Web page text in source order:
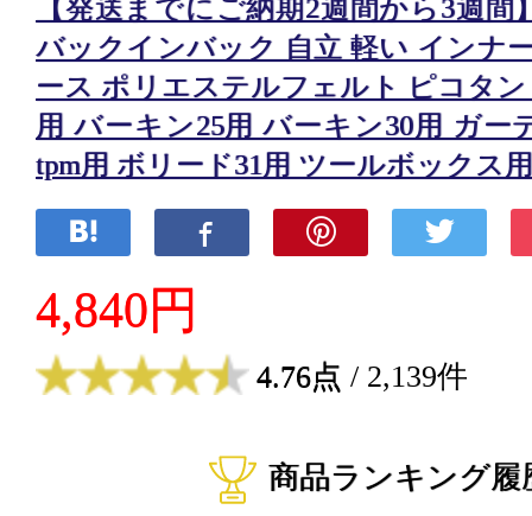
【発送までにご納期2週間から3週間
バックインバック 自立 軽い インナ
ース ポリエステルフェルト ピコタン
用 バーキン25用 バーキン30用 ガー
tpm用 ボリード31用 ツールボックス
4,840円
4.76点 / 2,139件
商品ランキング履